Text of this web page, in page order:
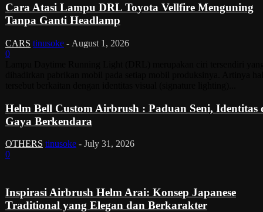
Cara Atasi Lampu DRL Toyota Vellfire Menguning
Tanpa Ganti Headlamp
CARS tinusoke - August 1, 2026
0
Helm Bell Custom Airbrush : Paduan Seni, Identitas
Gaya Berkendara
OTHERS tinusoke - July 31, 2026
0
Inspirasi Airbrush Helm Arai: Konsep Japanese
Traditional yang Elegan dan Berkarakter